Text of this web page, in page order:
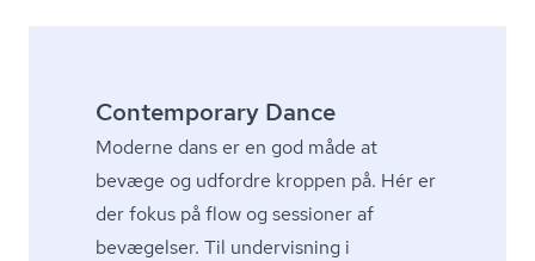
Contemporary Dance
Moderne dans er en god måde at
bevæge og udfordre kroppen på. Hér er
der fokus på flow og sessioner af
bevægelser. Til undervisning i